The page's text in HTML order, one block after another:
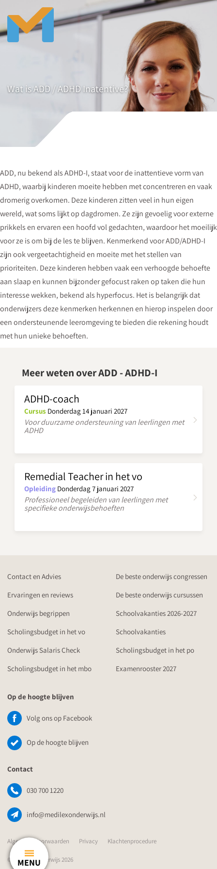
Wat is ADD / ADHD Inatentive?
ADD, nu bekend als ADHD-I, staat voor de inattentieve vorm van
ADHD, waarbij kinderen moeite hebben met concentreren en vaak
dromerig overkomen. Deze kinderen zitten veel in hun eigen
wereld, wat soms lijkt op dagdromen. Ze zijn gevoelig voor externe
prikkels en ervaren een hoofd vol gedachten, waardoor het moeilijk
voor ze is om bij de les te blijven. Kenmerkend voor ADD/ADHD-I
zijn ook vergeetachtigheid en moeite met het stellen van
prioriteiten. Deze kinderen hebben vaak een verhoogde behoefte
aan slaap en kunnen bijzonder gefocust raken op taken die hun
interesse wekken, bekend als hyperfocus. Het is belangrijk dat
onderwijzers deze kenmerken herkennen en hierop inspelen door
een ondersteunende leeromgeving te bieden die rekening houdt
met hun unieke behoeften.
Meer weten over ADD - ADHD-I
ADHD-coach
Cursus Donderdag 14 januari 2027
Voor duurzame ondersteuning van leerlingen met
ADHD
Remedial Teacher in het vo
Opleiding Donderdag 7 januari 2027
Professioneel begeleiden van leerlingen met
specifieke onderwijsbehoeften
Contact en Advies
De beste onderwijs congressen
Ervaringen en reviews
De beste onderwijs cursussen
Onderwijs begrippen
Schoolvakanties 2026-2027
Scholingsbudget in het vo
Schoolvakanties
Onderwijs Salaris Check
Scholingsbudget in het po
Scholingsbudget in het mbo
Examenrooster 2027
Op de hoogte blijven
Volg ons op Facebook
Op de hoogte blijven
Contact
030 700 1220
info@medilexonderwijs.nl
Algemene Voorwaarden Privacy Klachtenprocedure
© Medilex Onderwijs 2026
MENU